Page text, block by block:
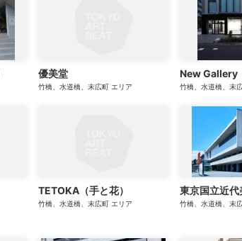
優美堂
竹橋、水道橋、末広町 エリア
New Gallery
竹橋、水道橋、末
TETOKA（手と花）
竹橋、水道橋、末広町 エリア
東京国立近代
竹橋、水道橋、末